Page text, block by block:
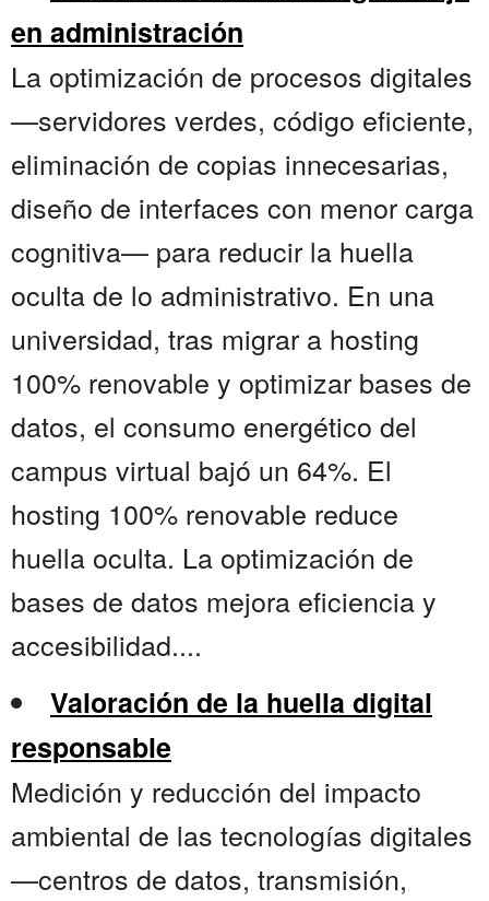
en administración
La optimización de procesos digitales
—servidores verdes, código eficiente,
eliminación de copias innecesarias,
diseño de interfaces con menor carga
cognitiva— para reducir la huella
oculta de lo administrativo. En una
universidad, tras migrar a hosting
100% renovable y optimizar bases de
datos, el consumo energético del
campus virtual bajó un 64%. El
hosting 100% renovable reduce
huella oculta. La optimización de
bases de datos mejora eficiencia y
accesibilidad....
Valoración de la huella digital
responsable
Medición y reducción del impacto
ambiental de las tecnologías digitales
—centros de datos, transmisión,